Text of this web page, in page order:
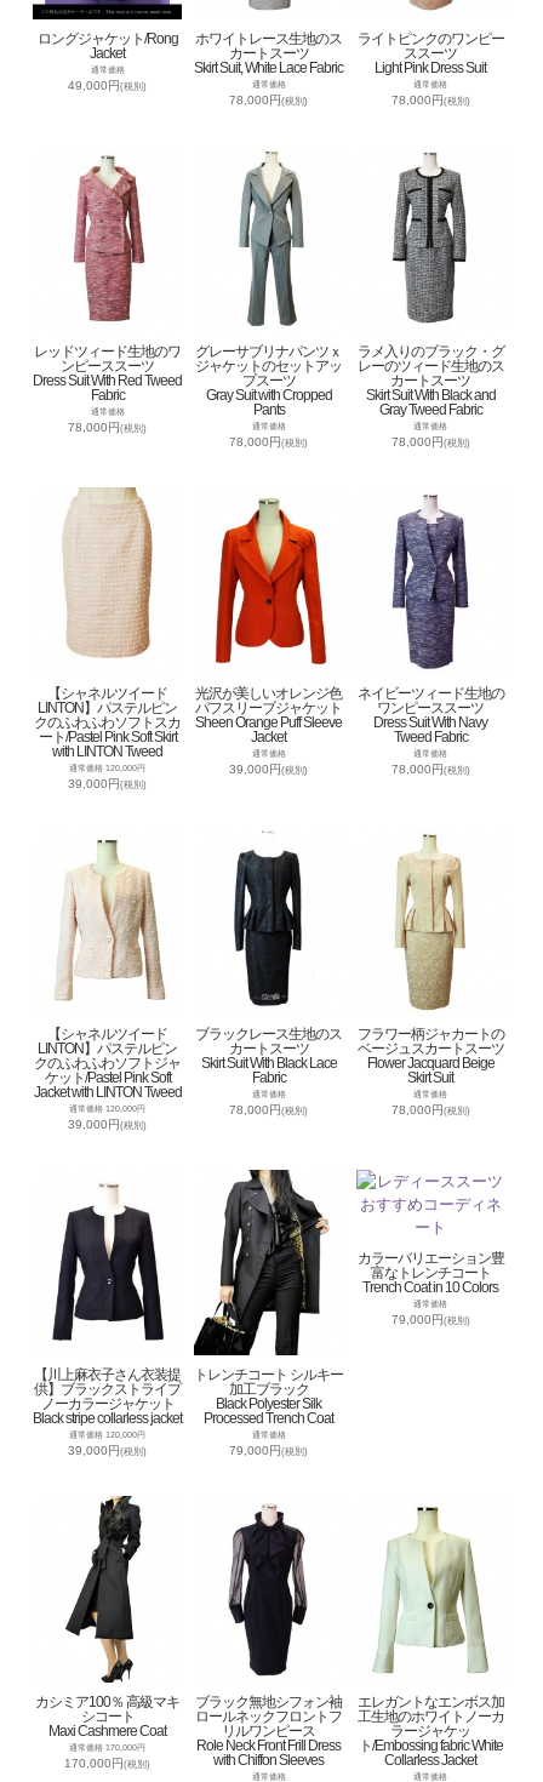
ロングジャケット/Rong
Jacket
通常価格
49,000円(税別)
ホワイトレース生地のス
カートスーツ
Skirt Suit, White Lace Fabric
通常価格
78,000円(税別)
ライトピンクのワンピー
ススーツ
Light Pink Dress Suit
通常価格
78,000円 (税別)
レッドツィード生地のワ
ンピーススーツ
Dress Suit With Red Tweed
Fabric
通常価格
78,000円(税別)
グレーサブリナパンツｘ
ジャケットのセットアッ
プスーツ
Gray Suit with Cropped
Pants
通常価格
78,000円(税別)
ラメ入りのブラック・グ
レーのツィード生地のス
カートスーツ
Skirt Suit With Black and
Gray Tweed Fabric
通常価格
78,000円(税別)
【シャネルツイード
LINTON】パステルピン
クのふわふわソフトスカ
ート/Pastel Pink Soft Skirt
with LINTON Tweed
通常価格 120,000円
39,000円(税別)
光沢が美しいオレンジ色
パフスリーブジャケット
Sheen Orange Puff Sleeve
Jacket
通常価格
39,000円(税別)
ネイビーツィード生地の
ワンピーススーツ
Dress Suit With Navy
Tweed Fabric
通常価格
78,000円(税別)
【シャネルツイード
LINTON】パステルピン
クのふわふわソフトジャ
ケット/Pastel Pink Soft
Jacket with LINTON Tweed
通常価格 120,000円
39,000円(税別)
ブラックレース生地のス
カートスーツ
Skirt Suit With Black Lace
Fabric
通常価格
78,000円(税別)
フラワー柄ジャカートの
ベージュスカートスーツ
Flower Jacquard Beige
Skirt Suit
通常価格
78,000円(税別)
【川上麻衣子さん衣装提
供】ブラックストライプ
ノーカラージャケット
Black stripe collarless jacket
通常価格 120,000円
39,000円(税別)
トレンチコート シルキー
加工ブラック
Black Polyester Silk
Processed Trench Coat
通常価格
79,000円(税別)
カラーバリエーション豊
富なトレンチコート
Trench Coat in 10 Colors
通常価格
79,000円(税別)
カシミア100％ 高級マキ
シコート
Maxi Cashmere Coat
通常価格 170,000円
170,000円(税別)
ブラック無地シフォン袖
ロールネックフロントフ
リルワンピース
Role Neck Front Frill Dress
with Chiffon Sleeves
通常価格
エレガントなエンボス加
工生地のホワイトノーカ
ラージャケッ
ト/Embossing fabric White
Collarless Jacket
通常価格